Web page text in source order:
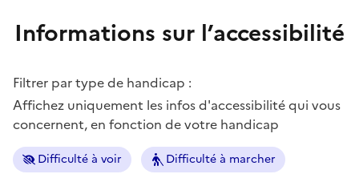
Informations sur l’accessibilité
Filtrer par type de handicap :
Affichez uniquement les infos d'accessibilité qui vous
concernent, en fonction de votre handicap
Difficulté à voir Difficulté à marcher